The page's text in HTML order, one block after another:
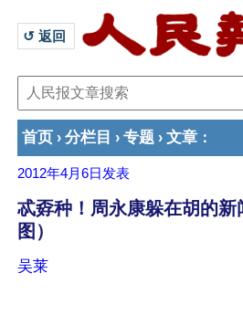
↺ 返回
首页 › 分栏目 › 专题 › 文章 ：
2012年4月6日 发表
忒孬种！周永康躲在胡的新
图）
吴莱